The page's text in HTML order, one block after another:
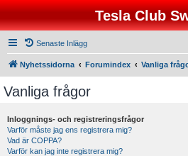
Tesla Club
Senaste Inlägg
Nyhetssidorna Forumindex Vanliga
Vanliga frågor
Inloggnings- och registreringsfrågor
Varför måste jag ens registrera mig?
Vad är COPPA?
Varför kan jag inte registrera mig?